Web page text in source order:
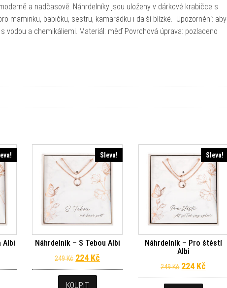
a nadčasově. Náhrdelníky jsou uloženy v dárkové krabičce s
maminku, babičku, sestru, kamarádku i další blízké. Upozornění: aby
vodou a chemikáliemi. Materiál: měď Povrchová úprava: pozlaceno
Albi
byla: 249 Kč.
cena je: 224 Kč.
Sleva!
Náhrdelník – S Tebou Albi
249Kč Původní cena byla: 249 Kč.
224 Kč Aktuální cena je: 224 Kč.
KOUPIT
Sleva!
Náhrdelník – Pro štěstí
Albi
249Kč Původní
224 Kč